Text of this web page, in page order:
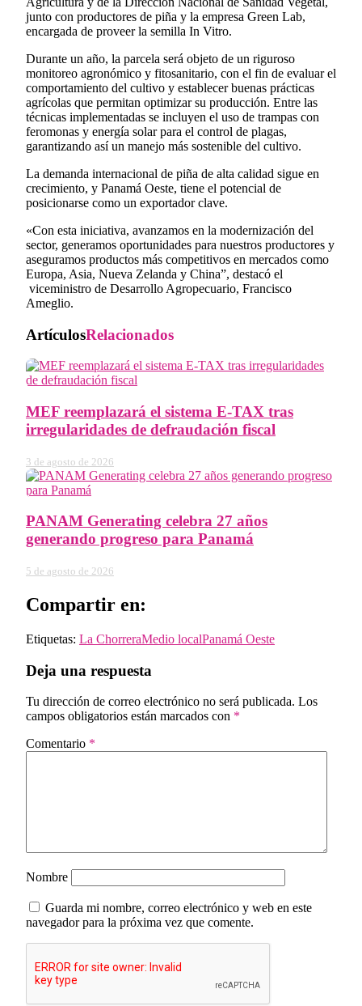
junto con productores de piña y la empresa Green Lab,
encargada de proveer la semilla In Vitro.
Durante un año, la parcela será objeto de un riguroso
monitoreo agronómico y fitosanitario, con el fin de evaluar el
comportamiento del cultivo y establecer buenas prácticas
agrícolas que permitan optimizar su producción. Entre las
técnicas implementadas se incluyen el uso de trampas con
feromonas y energía solar para el control de plagas,
garantizando así un manejo más sostenible del cultivo.
La demanda internacional de piña de alta calidad sigue en
crecimiento, y Panamá Oeste, tiene el potencial de
posicionarse como un exportador clave.
«Con esta iniciativa, avanzamos en la modernización del
sector, generamos oportunidades para nuestros productores y
aseguramos productos más competitivos en mercados como
Europa, Asia, Nueva Zelanda y China”, destacó el
viceministro de Desarrollo Agropecuario, Francisco
Ameglio.
ArtículosRelacionados
MEF reemplazará el sistema E-TAX tras
irregularidades de defraudación fiscal
3 de agosto de 2026
PANAM Generating celebra 27 años
generando progreso para Panamá
5 de agosto de 2026
Compartir en:
Etiquetas: La ChorreraMedio localPanamá Oeste
Deja una respuesta
Tu dirección de correo electrónico no será publicada. Los
campos obligatorios están marcados con *
Comentario *
Nombre
Guarda mi nombre, correo electrónico y web en este
navegador para la próxima vez que comente.